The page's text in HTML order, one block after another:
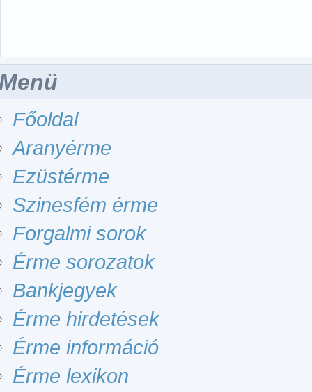
Főoldal
Aranyérme
Ezüstérme
Szinesfém érme
Forgalmi sorok
Érme sorozatok
Bankjegyek
Érme hirdetések
Érme információ
Érme lexikon